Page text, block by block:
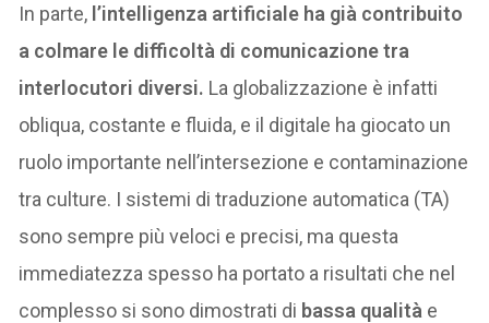
In parte, l’intelligenza artificiale ha già contribuito
a colmare le difficoltà di comunicazione tra
interlocutori diversi. La globalizzazione è infatti
obliqua, costante e fluida, e il digitale ha giocato un
ruolo importante nell’intersezione e contaminazione
tra culture. I sistemi di traduzione automatica (TA)
sono sempre più veloci e precisi, ma questa
immediatezza spesso ha portato a risultati che nel
complesso si sono dimostrati di bassa qualità e